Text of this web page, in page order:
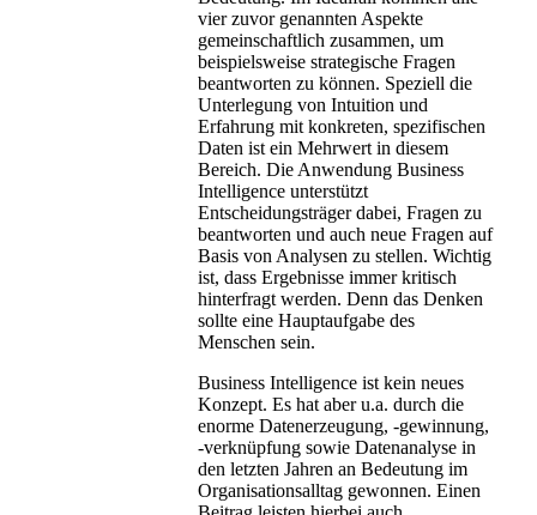
vier zuvor genannten Aspekte
gemeinschaftlich zusammen, um
beispielsweise strategische Fragen
beantworten zu können. Speziell die
Unterlegung von Intuition und
Erfahrung mit konkreten, spezifischen
Daten ist ein Mehrwert in diesem
Bereich. Die Anwendung Business
Intelligence unterstützt
Entscheidungsträger dabei, Fragen zu
beantworten und auch neue Fragen auf
Basis von Analysen zu stellen. Wichtig
ist, dass Ergebnisse immer kritisch
hinterfragt werden. Denn das Denken
sollte eine Hauptaufgabe des
Menschen sein.
Business Intelligence ist kein neues
Konzept. Es hat aber u.a. durch die
enorme Datenerzeugung, -gewinnung,
-verknüpfung sowie Datenanalyse in
den letzten Jahren an Bedeutung im
Organisationsalltag gewonnen. Einen